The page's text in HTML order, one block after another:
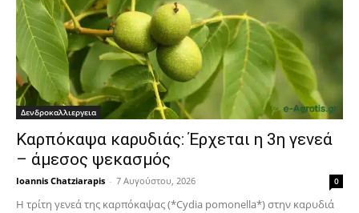
Δενδροκαλλιεργεια
Καρπόκαψα καρυδιάς: Έρχεται η 3η γενεά
– άμεσος ψεκασμός
Ioannis Chatziarapis - 7 Αυγούστου, 2026 0
Η τρίτη γενεά της καρπόκαψας (*Cydia pomonella*) στην καρυδιά